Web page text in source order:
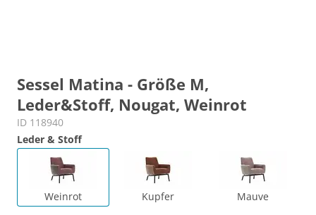
Sessel Matina - Größe M,
Leder&Stoff, Nougat, Weinrot
ID 118940
Leder & Stoff
Weinrot Kupfer Mauve